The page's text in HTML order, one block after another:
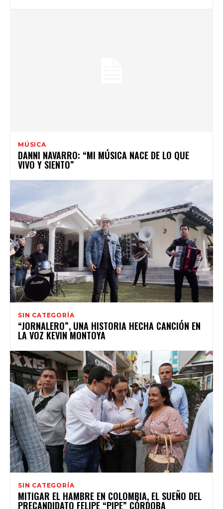
MÚSICA
DANNI NAVARRO: “MI MÚSICA NACE DE LO QUE
VIVO Y SIENTO”
SIN CATEGORÍA
“JORNALERO”, UNA HISTORIA HECHA CANCIÓN EN
LA VOZ KEVIN MONTOYA
SIN CATEGORÍA
MITIGAR EL HAMBRE EN COLOMBIA, EL SUEÑO DEL
PRECANDIDATO FELIPE “PIPE” CÓRDOBA